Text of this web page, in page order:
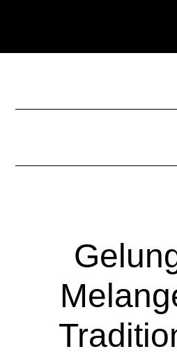
springen
springen